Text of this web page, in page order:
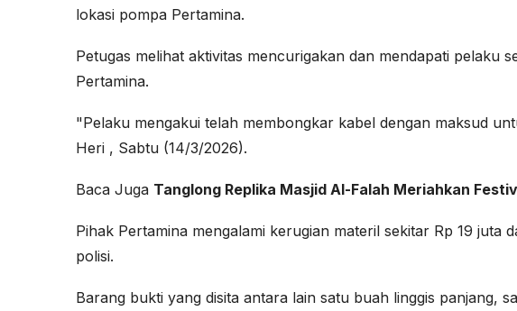
lokasi pompa Pertamina.
Petugas melihat aktivitas mencurigakan dan mendapati pelaku
Pertamina.
"Pelaku mengakui telah membongkar kabel dengan maksud
Heri , Sabtu (14/3/2026).
Baca Juga Tanglong Replika Masjid Al-Falah Meriahkan
Pihak Pertamina mengalami kerugian materil sekitar Rp 19 juta
polisi.
Barang bukti yang disita antara lain satu buah linggis panjang,